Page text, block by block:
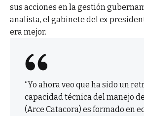
sus acciones en la gestión
analista, el gabinete del ex
era mejor.
“Yo ahora veo que ha sido un
capacidad técnica del manejo
(Arce Catacora) es formado en